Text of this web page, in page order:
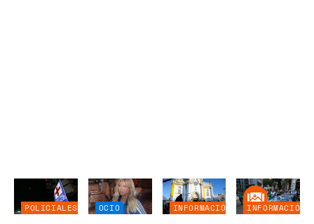
POLICIALES OCIO
INFORMACIÓN
INFORMACIÓN